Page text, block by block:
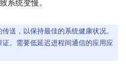
系统变慢。
送，以保持最佳的系统健康状况。
。需要低延迟进程间通信的应用应